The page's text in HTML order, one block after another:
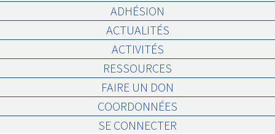
ADHÉSION
ACTUALITÉS
ACTIVITÉS
RESSOURCES
FAIRE UN DON
COORDONNÉES
SE CONNECTER